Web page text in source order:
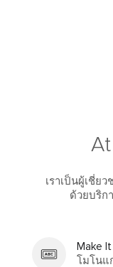
เราเป็นผู้เชี่ย
ด้วยบริก
Make It
โมโนแ